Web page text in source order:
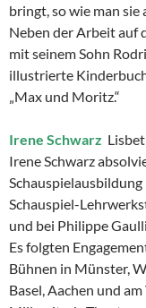
bringt, so wie man sie
Neben der Arbeit auf
mit seinem Sohn
illustrierte
„Max und Moritz.“
Irene Schwarz
Irene Schwarz
Schauspielausbildung
Schauspiel-
und bei Philippe
Es folgten
Bühnen in Münster,
Basel, Aachen und